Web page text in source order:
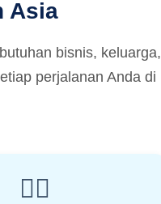
Asia
bisnis, keluarga,
perjalanan Anda di
👨‍✈️